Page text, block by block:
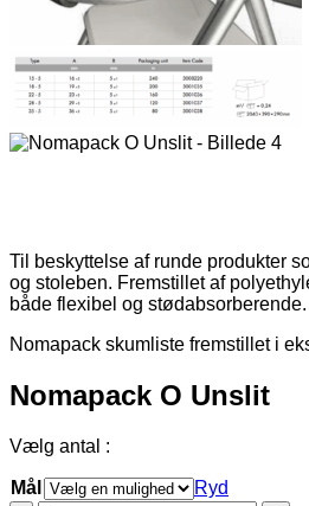
Til beskyttelse af runde produkter
og stoleben. Fremstillet af
både flexibel og stødabsorberende.
Nomapack skumliste fremstillet i
Nomapack O Unslit
Vælg antal :
Mål
Ryd